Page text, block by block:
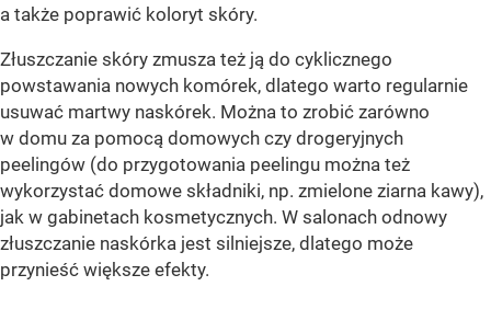
a także poprawić koloryt skóry.
Złuszczanie skóry zmusza też ją do cyklicznego
powstawania nowych komórek, dlatego warto regularnie
usuwać martwy naskórek. Można to zrobić zarówno
w domu za pomocą domowych czy drogeryjnych
peelingów (do przygotowania peelingu można też
wykorzystać domowe składniki, np. zmielone ziarna kawy),
jak w gabinetach kosmetycznych. W salonach odnowy
złuszczanie naskórka jest silniejsze, dlatego może
przynieść większe efekty.